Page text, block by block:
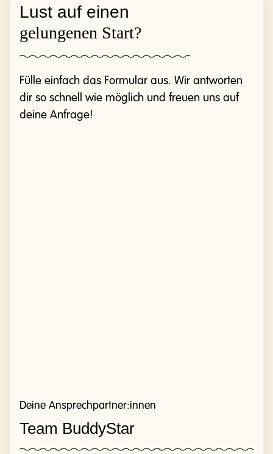
Lust auf einen
gelungenen Start?
Fülle einfach das Formular aus. Wir antworten
dir so schnell wie möglich und freuen uns auf
deine Anfrage!
Deine Ansprechpartner:innen
Team BuddyStar